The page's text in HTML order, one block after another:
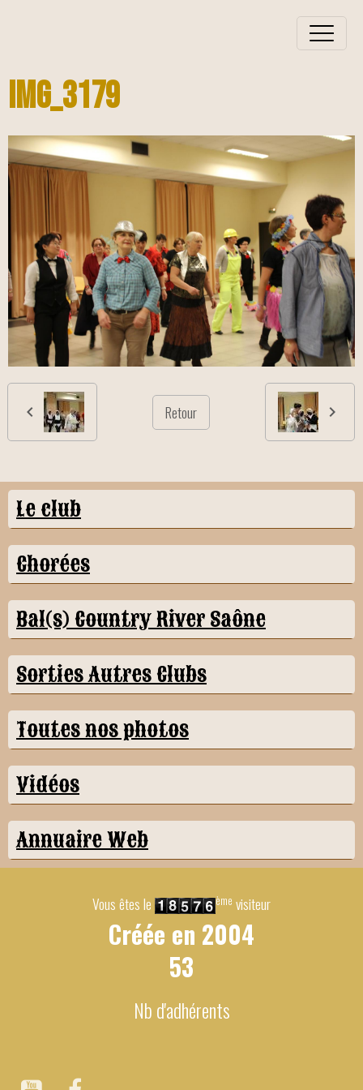
IMG_3179
Retour
Le club
Chorées
Bal(s) Country River Saône
Sorties Autres Clubs
Toutes nos photos
Vidéos
Annuaire Web
Vous êtes le ème visiteur
Créée en 2004
53
Nb d'adhérents